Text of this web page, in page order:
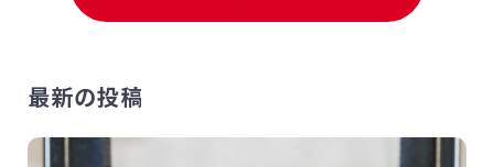
最新の投稿